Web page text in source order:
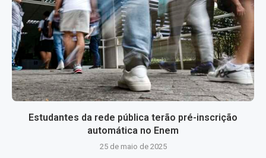
Estudantes da rede pública terão pré-inscrição
automática no Enem
25 de maio de 2025